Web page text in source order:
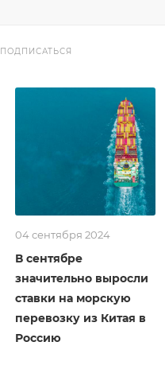
ПОДПИСАТЬСЯ
04 сентября 2024
В сентябре
значительно выросли
ставки на морскую
перевозку из Китая в
Россию